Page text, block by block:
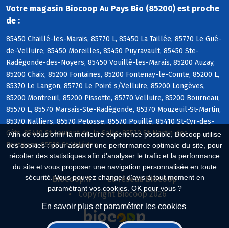
Afin de vous offrir la meilleure expérience possible, Biocoop utilise
des cookies : pour assurer une performance optimale du site, pour
récolter des statistiques afin d'analyser le trafic et la performance
du site et vous proposer une navigation personnalisée en toute
sécurité. Vous pouvez changer d'avis à tout moment en
paramétrant vos cookies. OK pour vous ?
En savoir plus et paramétrer les cookies
Votre magasin Biocoop Au Pays Bio (85200) est proche
de :
85450 Chaillé-les-Marais, 85770 L, 85450 La Taillée, 85770 Le Gué-
de-Velluire, 85450 Moreilles, 85450 Puyravault, 85450 Ste-
Radégonde-des-Noyers, 85450 Vouillé-les-Marais, 85200 Auzay,
85200 Chaix, 85200 Fontaines, 85200 Fontenay-le-Comte, 85200 L,
85370 Le Langon, 85770 Le Poiré s/Velluire, 85200 Longèves,
85200 Montreuil, 85200 Pissotte, 85770 Velluire, 85200 Bourneau,
85570 L, 85570 Marsais-Ste-Radégonde, 85370 Mouzeuil-St-Martin,
85370 Nalliers, 85570 Petosse, 85570 Pouillé, 85410 St-Cyr-des-
Gâts, 85410 St-Laurent-de-la-Salle, 85570 St-Martin-des-
Fontaines, 85570 St-Valérien
Biocoop.fr
Le réseau Biocoop
Copyright Biocoop 2026